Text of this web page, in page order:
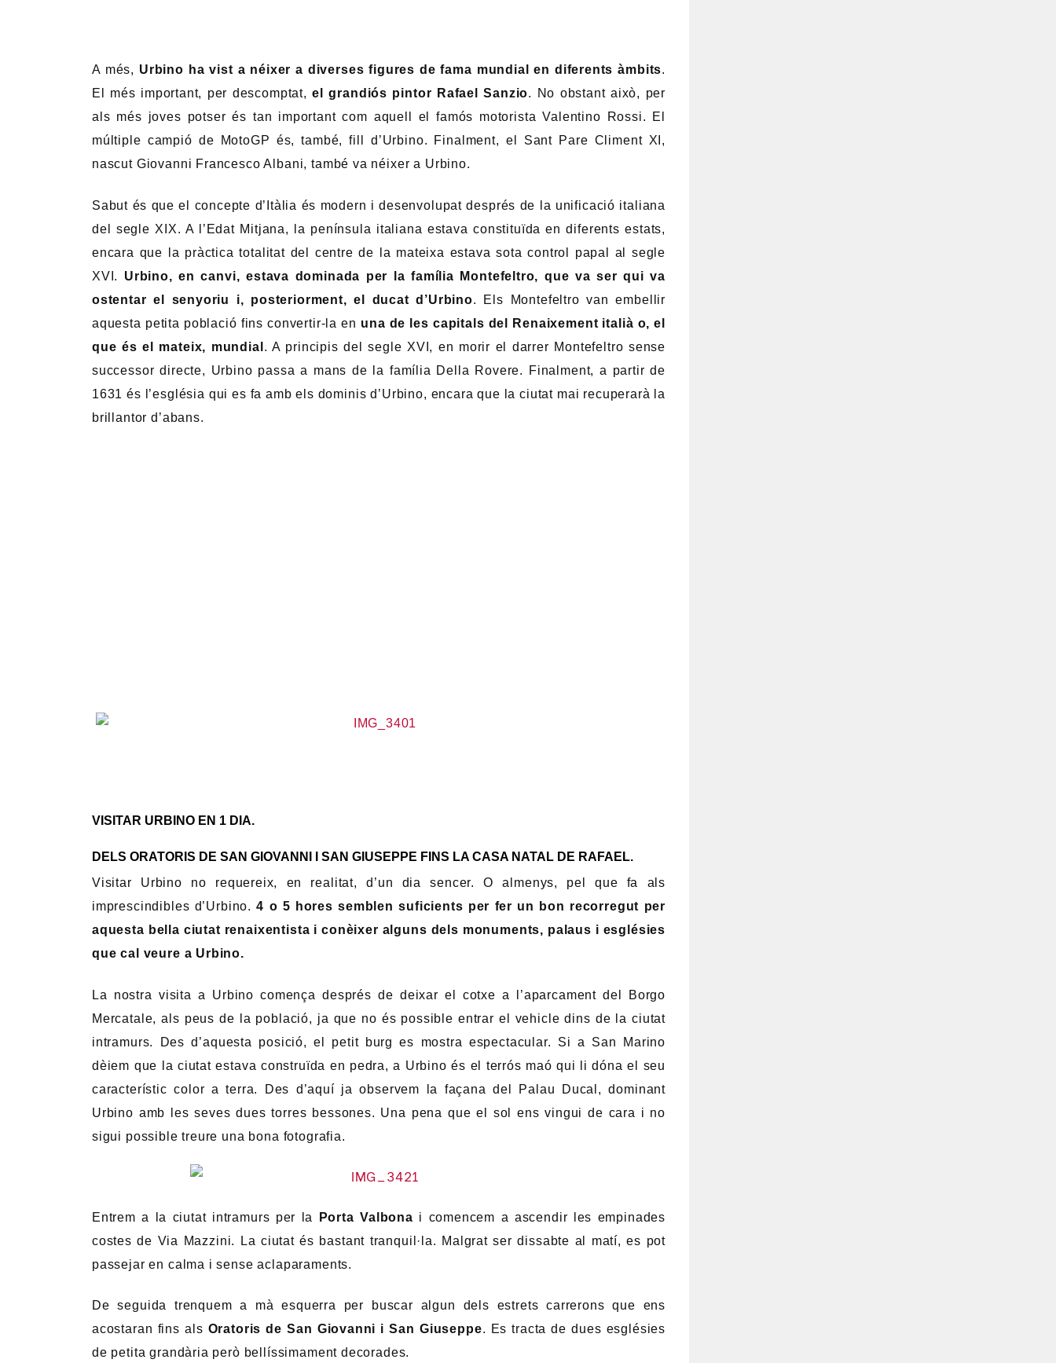
A més, Urbino ha vist a néixer a diverses figures de fama mundial en diferents àmbits.
El més important, per descomptat,el grandiós pintor Rafael Sanzio. No obstant això, per
als més joves potser és tan important com aquell el famós motorista Valentino Rossi. El
múltiple campió de MotoGP és, també, fill d’Urbino. Finalment, el Sant Pare Climent XI,
nascut Giovanni Francesco Albani, també va néixer a Urbino.
Sabut és que el concepte d’Itàlia és modern i desenvolupat després de la unificació italiana
del segle XIX. A l’Edat Mitjana, la península italiana estava constituïda en diferents estats,
encara que la pràctica totalitat del centre de la mateixa estava sota control papal al segle
XVI. Urbino, en canvi, estava dominada per la família Montefeltro, que va ser qui va
ostentar el senyoriu i, posteriorment, el ducat d’Urbino. Els Montefeltro van embellir
aquesta petita població fins convertir-la en una de les capitals del Renaixement italià o, el
que és el mateix, mundial . A principis del segle XVI, en morir el darrer Montefeltro sense
successor directe, Urbino passa a mans de la família Della Rovere. Finalment, a partir de
1631 és l’església qui es fa amb els dominis d’Urbino, encara que la ciutat mai recuperarà la
brillantor d’abans.
VISITAR URBINO EN 1 DIA.
DELS ORATORIS DE SAN GIOVANNI I SAN GIUSEPPE FINS LA CASA NATAL DE RAFAEL.
Visitar Urbino no requereix, en realitat, d’un dia sencer. O almenys, pel que fa als
imprescindibles d’Urbino.4 o 5 hores semblen suficients per fer un bon recorregut per
aquesta bella ciutat renaixentista i conèixer alguns dels monuments, palaus i esglésies
que cal veure a Urbino.
La nostra visita a Urbino comença després de deixar el cotxe a l’aparcament del Borgo
Mercatale, als peus de la població, ja que no és possible entrar el vehicle dins de la ciutat
intramurs. Des d’aquesta posició, el petit burg es mostra espectacular. Si a San Marino
dèiem que la ciutat estava construïda en pedra, a Urbino és el terrós maó qui li dóna el seu
característic color a terra. Des d’aquí ja observem la façana del Palau Ducal, dominant
Urbino amb les seves dues torres bessones. Una pena que el sol ens vingui de cara i no
sigui possible treure una bona fotografia.
Entrem a la ciutat intramurs per la Porta Valbona i comencem a ascendir les empinades
costes de Via Mazzini. La ciutat és bastant tranquil·la. Malgrat ser dissabte al matí, es pot
passejar en calma i sense aclaparaments.
De seguida trenquem a mà esquerra per buscar algun dels estrets carrerons que ens
acostaran fins als Oratoris de San Giovanni i San Giuseppe. Es tracta de dues esglésies
de petita grandària però bellíssimament decorades.